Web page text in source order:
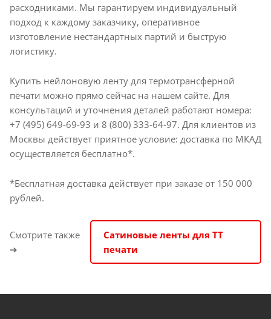
расходниками. Мы гарантируем индивидуальный
подход к каждому заказчику, оперативное
изготовление нестандартных партий и быструю
логистику.
Купить нейлоновую ленту для термотрансферной
печати можно прямо сейчас на нашем сайте. Для
консультаций и уточнения деталей работают номера:
+7 (495) 649-69-93 и 8 (800) 333-64-97. Для клиентов из
Москвы действует приятное условие: доставка по МКАД
осуществляется бесплатно*.
*Бесплатная доставка действует при заказе от 150 000
рублей.
Смотрите также
➔
Сатиновые ленты для ТТ
печати